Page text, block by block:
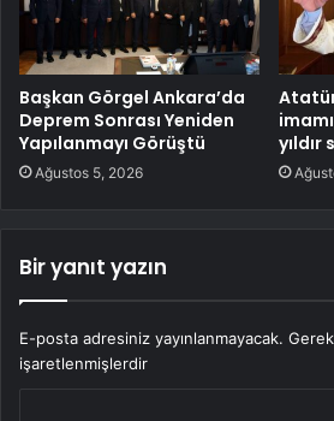
Başkan Görgel Ankara’da
Deprem Sonrası Yeniden
Yapılanmayı Görüştü
Ağustos 5, 2026
yıldır
Bir yanıt yazın
E-posta adresiniz yayınlanmayacak.
işaretlenmişlerdir